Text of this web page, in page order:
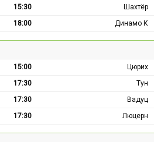
15:30
Шахтёр
18:00 Динамо К
15:00
Цюрих
17:30
Тун
17:30
Вадуц
17:30 Люцерн